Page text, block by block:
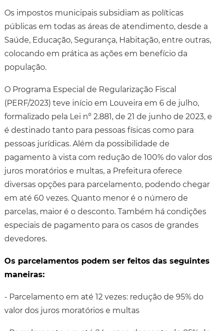
Os impostos municipais subsidiam as políticas
públicas em todas as áreas de atendimento, desde a
Saúde, Educação, Segurança, Habitação, entre outras,
colocando em prática as ações em benefício da
população.
O Programa Especial de Regularização Fiscal
(PERF/2023) teve início em Louveira em 6 de julho,
formalizado pela Lei nº 2.881, de 21 de junho de 2023, e
é destinado tanto para pessoas físicas como para
pessoas jurídicas. Além da possibilidade de
pagamento à vista com redução de 100% do valor dos
juros moratórios e multas, a Prefeitura oferece
diversas opções para parcelamento, podendo chegar
em até 60 vezes. Quanto menor é o número de
parcelas, maior é o desconto. Também há condições
especiais de pagamento para os casos de grandes
devedores.
Os parcelamentos podem ser feitos das seguintes
maneiras:
- Parcelamento em até 12 vezes: redução de 95% do
valor dos juros moratórios e multas